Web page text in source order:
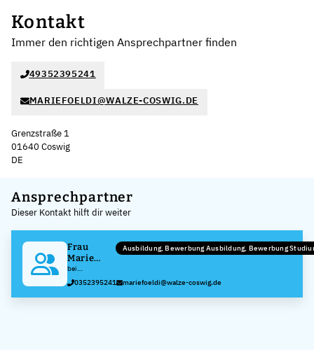
Kontakt
Immer den richtigen Ansprechpartner finden
49352395241
MARIEFOELDI@WALZE-COSWIG.DE
Grenzstraße 1
01640 Coswig
DE
+
−
Ansprechpartner
Dieser Kontakt hilft dir weiter
Frau
Marie
Földi
bei
Walzengießerei
Coswig GmbH
Ausbildung, Bewerbung Ausbildung, Bewerbung
0352395241 mariefoeldi@walze-coswig.de